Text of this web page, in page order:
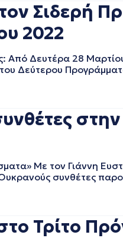
Σιδερή
2022
Από Δευτέρα 28
Δεύτερου
στην
Με τον Γιάννη
συνθέτες
Τρίτο